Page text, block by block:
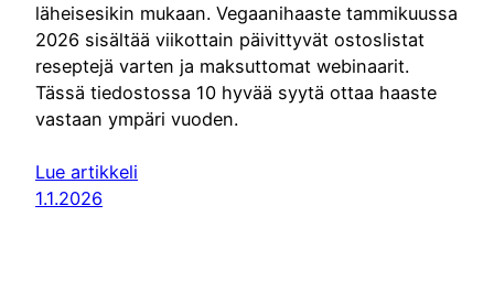
läheisesikin mukaan. Vegaanihaaste tammikuussa
2026 sisältää viikottain päivittyvät ostoslistat
reseptejä varten ja maksuttomat webinaarit.
Tässä tiedostossa 10 hyvää syytä ottaa haaste
vastaan ympäri vuoden.
Lue artikkeli
1.1.2026